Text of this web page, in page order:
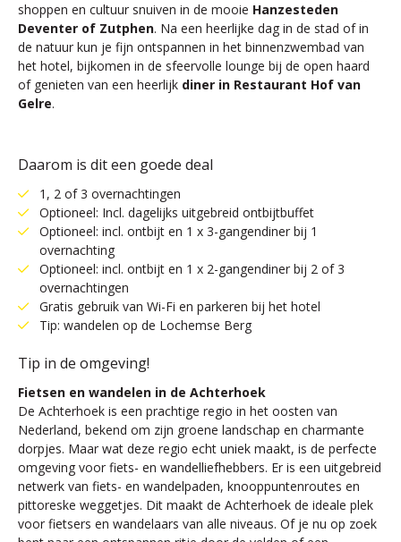
shoppen en cultuur snuiven in de mooie Hanzesteden
Deventer of Zutphen. Na een heerlijke dag in de stad of in
de natuur kun je fijn ontspannen in het binnenzwembad van
het hotel, bijkomen in de sfeervolle lounge bij de open haard
of genieten van een heerlijk diner in Restaurant Hof van
Gelre.
Daarom is dit een goede deal
1, 2 of 3 overnachtingen
Optioneel: Incl. dagelijks uitgebreid ontbijtbuffet
Optioneel: incl. ontbijt en 1 x 3-gangendiner bij 1
overnachting
Optioneel: incl. ontbijt en 1 x 2-gangendiner bij 2 of 3
overnachtingen
Gratis gebruik van Wi-Fi en parkeren bij het hotel
Tip: wandelen op de Lochemse Berg
Tip in de omgeving!
Fietsen en wandelen in de Achterhoek
De Achterhoek is een prachtige regio in het oosten van
Nederland, bekend om zijn groene landschap en charmante
dorpjes. Maar wat deze regio echt uniek maakt, is de perfecte
omgeving voor fiets- en wandelliefhebbers. Er is een uitgebreid
netwerk van fiets- en wandelpaden, knooppuntenroutes en
pittoreske weggetjes. Dit maakt de Achterhoek de ideale plek
voor fietsers en wandelaars van alle niveaus. Of je nu op zoek